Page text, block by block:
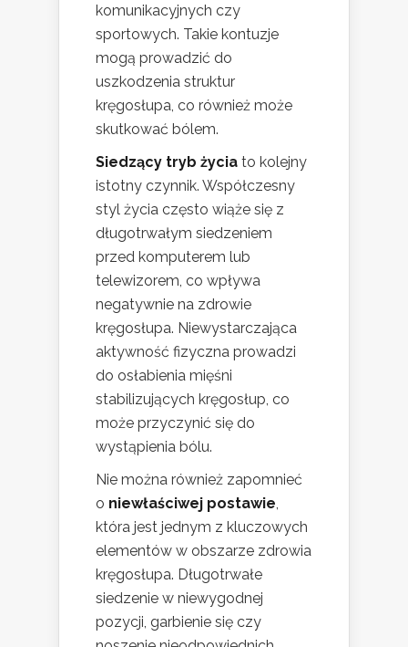
komunikacyjnych czy
sportowych. Takie kontuzje
mogą prowadzić do
uszkodzenia struktur
kręgosłupa, co również może
skutkować bólem.
Siedzący tryb życia to kolejny
istotny czynnik. Współczesny
styl życia często wiąże się z
długotrwałym siedzeniem
przed komputerem lub
telewizorem, co wpływa
negatywnie na zdrowie
kręgosłupa. Niewystarczająca
aktywność fizyczna prowadzi
do osłabienia mięśni
stabilizujących kręgosłup, co
może przyczynić się do
wystąpienia bólu.
Nie można również zapomnieć
o niewłaściwej postawie,
która jest jednym z kluczowych
elementów w obszarze zdrowia
kręgosłupa. Długotrwałe
siedzenie w niewygodnej
pozycji, garbienie się czy